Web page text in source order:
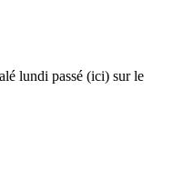
lundi passé (ici) sur le